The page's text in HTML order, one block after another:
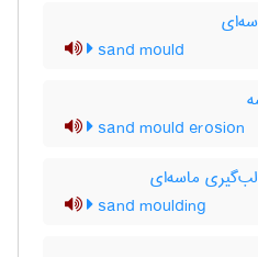
sand mould
sand mould erosion
ماسه‌ای
sand moulding